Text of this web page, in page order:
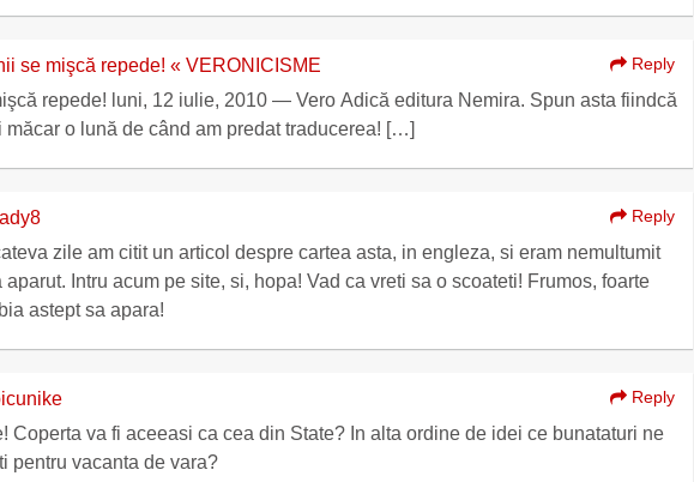
se mişcă repede! « VERONICISME Reply
luni, 12 iulie, 2010 — Vero Adică editura Nemira. Spun asta fiindcă
măcar o lună de când am predat traducerea! […]
Reply
zile am citit un articol despre cartea asta, in engleza, si eram nemultumit
Intru acum pe site, si, hopa! Vad ca vreti sa o scoateti! Frumos, foarte
astept sa apara!
Reply
Coperta va fi aceeasi ca cea din State? In alta ordine de idei ce bunataturi ne
pentru vacanta de vara?